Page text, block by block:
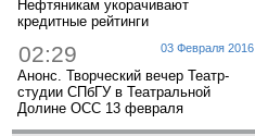
Нефтяникам укорачивают
кредитные рейтинги
03 Февраля 2016
02:29
Анонс. Творческий вечер Театр-
студии СПбГУ в Театральной
Долине ОСС 13 февраля